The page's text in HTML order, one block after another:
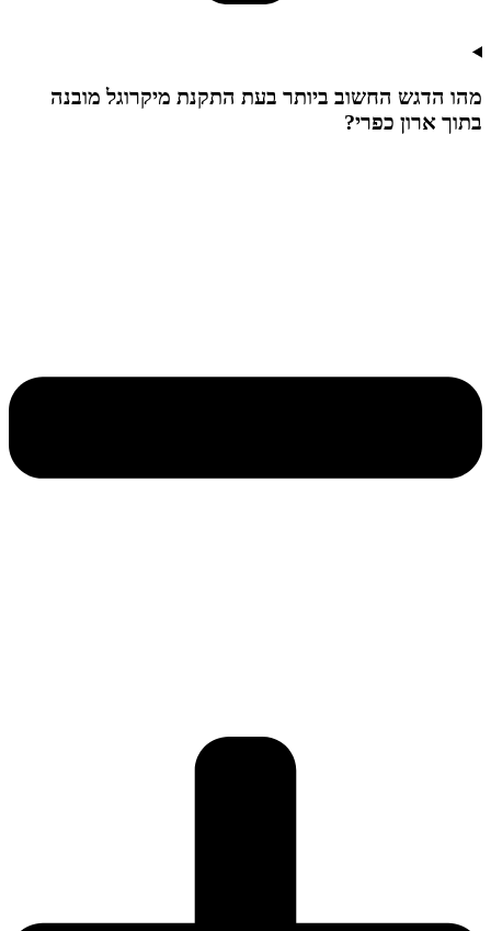
מהו הדגש החשוב ביותר בעת התקנת מיקרוגל מובנה
בתוך ארון כפרי?